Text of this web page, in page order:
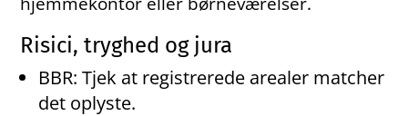
Risici, tryghed og jura
BBR: Tjek at registrerede arealer matcher
det oplyste.